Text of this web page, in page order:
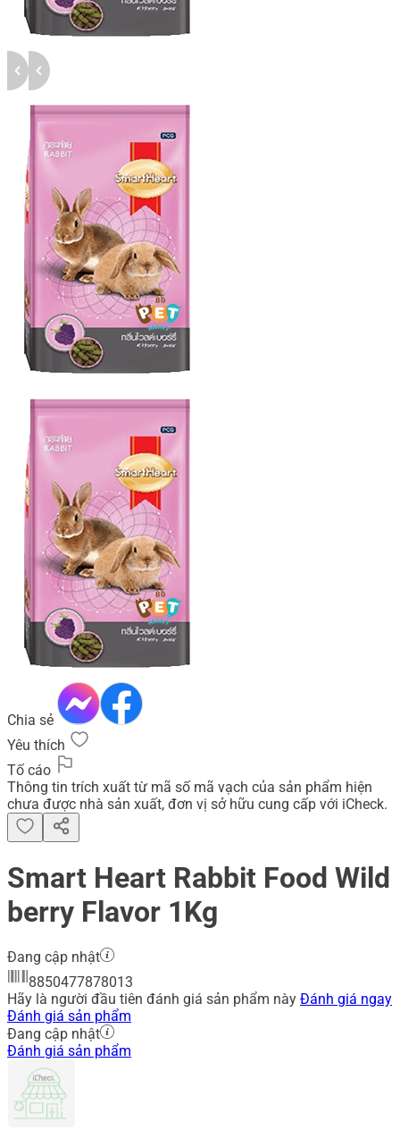
Chia sẻ
Yêu thích
Tố cáo
Thông tin trích xuất từ mã số mã vạch của sản phẩm hiện
chưa được nhà sản xuất, đơn vị sở hữu cung cấp với iCheck.
Smart Heart Rabbit Food Wild
berry Flavor 1Kg
Đang cập nhật
8850477878013
Hãy là người đầu tiên đánh giá sản phẩm này Đánh giá ngay
Đánh giá sản phẩm
Đang cập nhật
Đánh giá sản phẩm